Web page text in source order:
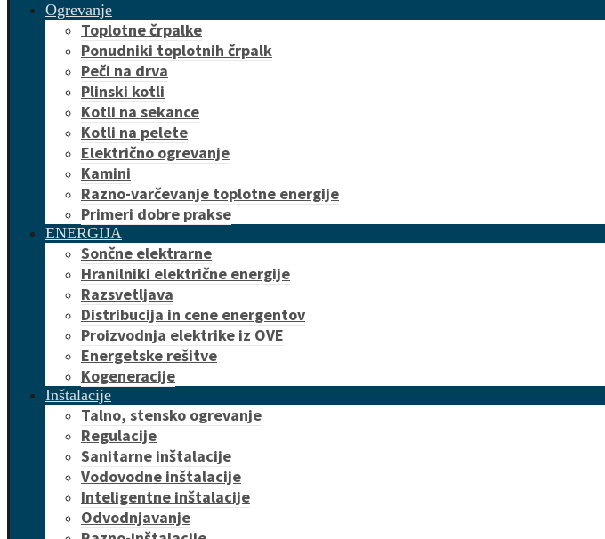
Ogrevanje
Toplotne črpalke
Ponudniki toplotnih črpalk
Peči na drva
Plinski kotli
Kotli na sekance
Kotli na pelete
Električno ogrevanje
Kamini
Razno-varčevanje toplotne energije
Primeri dobre prakse
ENERGIJA
Sončne elektrarne
Hranilniki električne energije
Razsvetljava
Distribucija in cene energentov
Proizvodnja elektrike iz OVE
Energetske rešitve
Kogeneracije
Inštalacije
Talno, stensko ogrevanje
Regulacije
Sanitarne inštalacije
Vodovodne inštalacije
Inteligentne inštalacije
Odvodnjavanje